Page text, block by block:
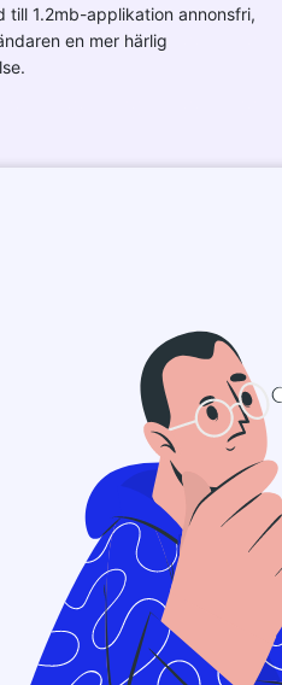
till 1.2mb-applikation annonsfri,
en mer härlig